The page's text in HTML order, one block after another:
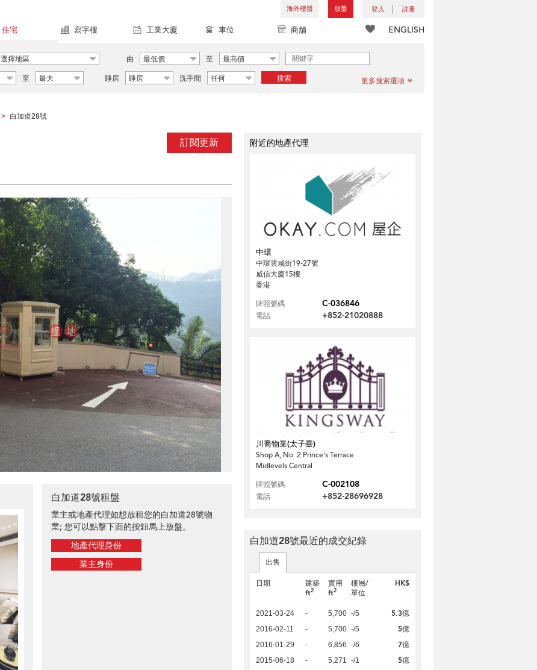
海外樓盤 放盤 登入 註冊
ENGLISH
住宅 寫字樓 工業大廈 車位 商舖
選擇地區 由 最低價 至
最高價
至 最大 睡房 睡房 洗手間 任何 搜索 更多搜索選項
> 白加道28號
訂閱更新
白加道28號租盤
業主或地產代理如想放租您的白加道28號物
業; 您可以點擊下面的按鈕馬上放盤。
地產代理身份
業主身份
附近的地產代理
中環
中環雲咸街19-27號
威信大廈15樓
香港
牌照號碼
C-036846
電話 +852-21020888
川喬物業(太子臺)
Shop A, No. 2 Prince's Terrace
Midlevels Central
牌照號碼
C-002108
電話 +852-28696928
白加道28號最近的成交紀錄
出售
日期
建築
ft2
實用
ft2
樓層/
單位
HK$
2021-03-24 - 5,700 -/5 5.3億
2016-02-11 - 5,700 -/5 5億
2016-01-29 - 6,856 -/6 7億
2015-06-18 - 5,271 -/1 5億